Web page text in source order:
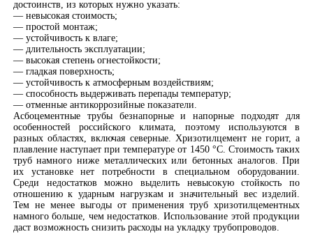
достоинств, из которых нужно указать:
— невысокая стоимость;
— простой монтаж;
— устойчивость к влаге;
— длительность эксплуатации;
— высокая степень огнестойкости;
— гладкая поверхность;
— устойчивость к атмосферным воздействиям;
— способность выдерживать перепады температур;
— отменные антикоррозийные показатели.
Асбоцементные трубы безнапорные и напорные подходят для
особенностей российского климата, поэтому используются в
разных областях, включая северные. Хризотилцемент не горит, а
плавление наступает при температуре от 1450 °C. Стоимость таких
труб намного ниже металлических или бетонных аналогов. При
их установке нет потребности в специальном оборудовании.
Среди недостатков можно выделить невысокую стойкость по
отношению к ударным нагрузкам и значительный вес изделий.
Тем не менее выгоды от применения труб хризотилцементных
намного больше, чем недостатков. Использование этой продукции
даст возможность снизить расходы на укладку трубопроводов.